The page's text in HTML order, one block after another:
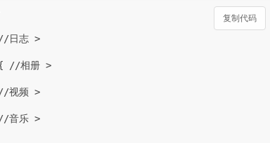
复制代码